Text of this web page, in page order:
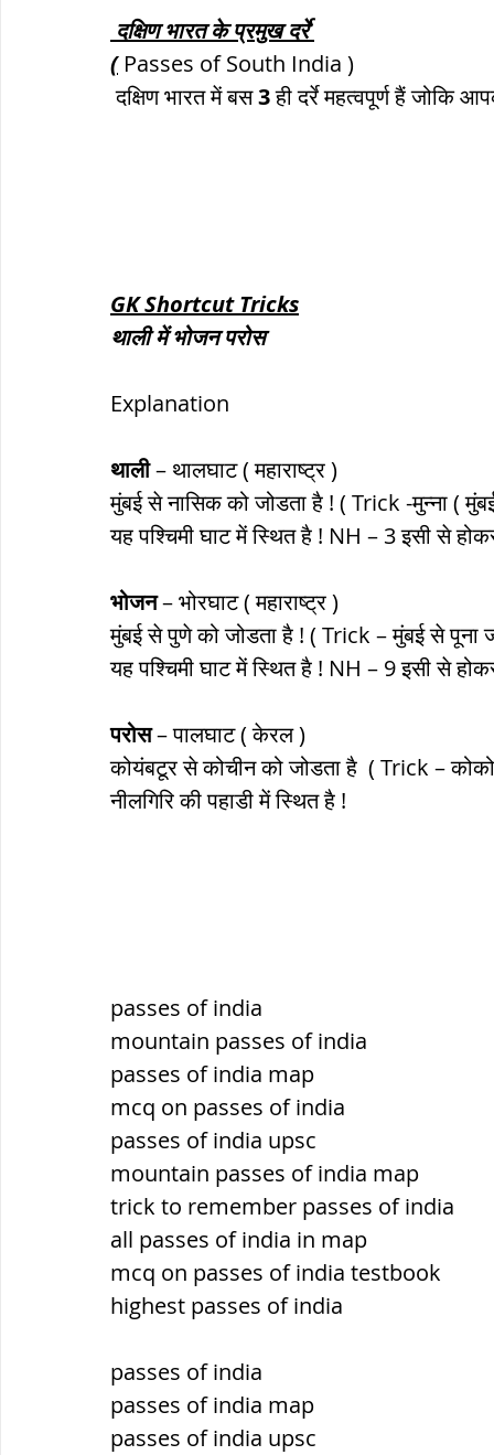
दक्षिण भारत के प्रमुख दर्रे
( Passes of South India )
दक्षिण भारत में बस 3 ही दर्रे महत्वपूर्ण हैं जोकि
GK Shortcut Tricks
थाली में भोजन परोस
Explanation
थाली – थालघाट ( महाराष्ट्र )
मुंबई से नासिक को जोडता है ! ( Trick -मुन्ना (
यह पश्चिमी घाट में स्थित है ! NH – 3 इसी से
भोजन – भोरघाट ( महाराष्ट्र )
मुंबई से पुणे को जोडता है ! ( Trick – मुंबई से पूना
यह पश्चिमी घाट में स्थित है ! NH – 9 इसी से
परोस – पालघाट ( केरल )
कोयंबटूर से कोचीन को जोडता है  ( Trick –
नीलगिरि की पहाडी में स्थित है !
passes of india
mountain passes of india
passes of india map
mcq on passes of india
passes of india upsc
mountain passes of india map
trick to remember passes of india
all passes of india in map
mcq on passes of india testbook
highest passes of india
passes of india
passes of india map
passes of india upsc